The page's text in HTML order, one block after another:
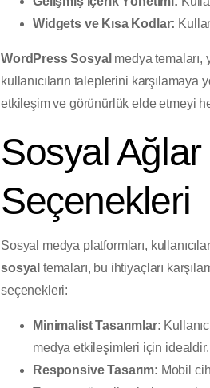
Widgets ve Kısa Kodlar:
WordPress Sosyal medya temaları,
kullanıcıların taleplerini
etkileşim ve görünürlük elde etmeyi
Sosyal
Seçenekleri
Sosyal medya platformları,
sosyal temaları, bu ihtiyaçları
seçenekleri:
Minimalist Tasarımlar:
medya etkileşimleri için idealdir.
Responsive Tasarım: Mobil